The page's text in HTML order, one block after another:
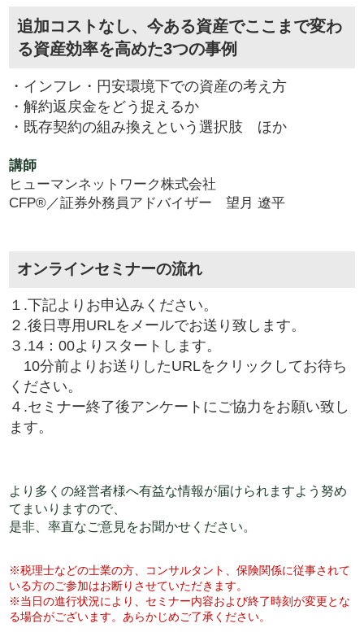
追加コストなし、今ある資産でここまで変わ
る資産効率を高めた3つの事例
・インフレ・円安環境下での資産の考え方
・解約返戻金をどう捉えるか
・既存契約の組み換えという選択肢 ほか
講師
ヒューマンネットワーク株式会社
CFP®／証券外務員アドバイザー 望月 遼平
オンラインセミナーの流れ
１.下記よりお申込みください。
２.後日専用URLをメールでお送り致します。
３.14：00よりスタートします。
10分前よりお送りしたURLをクリックしてお待ち
ください。
４.セミナー終了後アンケートにご協力をお願い致し
ます。
より多くの経営者様へ有益な情報が届けられますよう努め
てまいりますので、
是非、率直なご意見をお聞かせください。
※税理士などの士業の方、コンサルタント、保険関係に従事されて
いる方のご参加はお断りさせていただきます。
※当日の進行状況により、セミナー内容および終了時刻が変更とな
る場合がございます。あらかじめご了承ください。